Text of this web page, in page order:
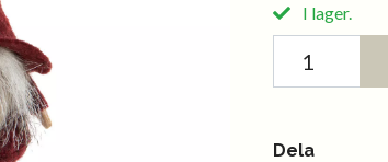
I lager.
Dela